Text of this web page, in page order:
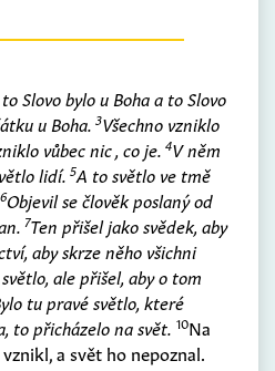
Slovo bylo u Boha a to Slovo
u Boha. 3Všechno vzniklo
vůbec nic , co je. 4V něm
lidí. 5A to světlo ve tmě
6Objevil se člověk poslaný od
7Ten přišel jako svědek, aby
aby skrze něho všichni
alepřišel, aby o tom
tu pravé světlo, které
to přicházelo na svět. 10Na
a svět ho nepoznal.